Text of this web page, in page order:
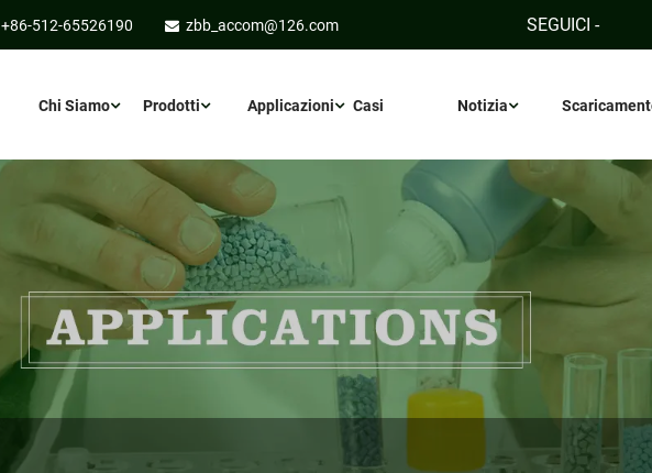
+86-512-65526190 zbb_accom@126.com SEGUICI -
Chi Siamo Prodotti Applicazioni Casi Notizia